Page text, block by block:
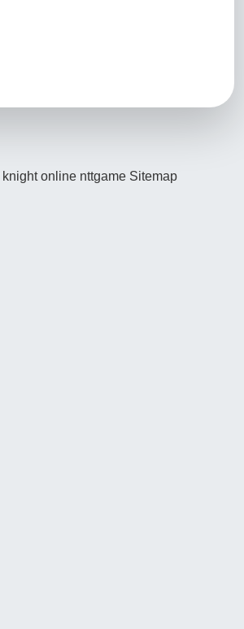
knight online nttgame Sitemap